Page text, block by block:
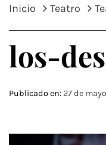
Inicio Teatro
los-
Publicado en: 27 de